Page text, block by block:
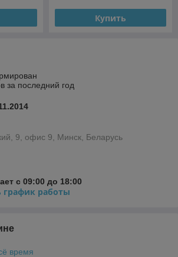
Купить
за последний год
9, офис 9, Минск, Беларусь
с 09:00 до 18:00
график работы
время